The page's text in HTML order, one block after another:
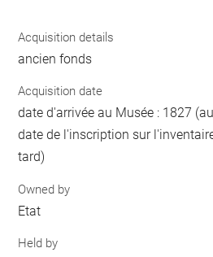
Acquisition details
ancien fonds
Acquisition date
date d'arrivée au Musée : 1827
date de l'inscription sur
tard)
Owned by
Etat
Held by